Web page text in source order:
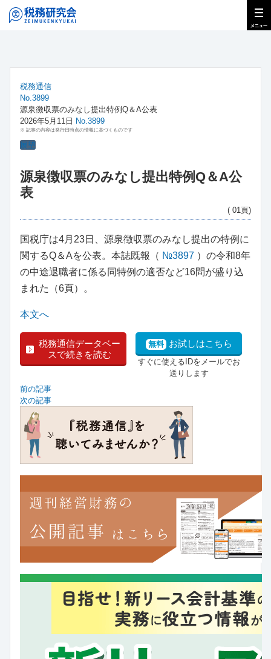
税務通信
No.3899
源泉徴収票のみなし提出特例Q＆A公表
2026年5月11日 No.3899
※ 記事の内容は発行日時点の情報に基づくものです
展望
源泉徴収票のみなし提出特例Q＆A公
表
( 01頁)
国税庁は4月23日、源泉徴収票のみなし提出の特例に
関するQ＆Aを公表。本誌既報（ №3897 ）の令和8年
の中途退職者に係る同特例の適否など16問が盛り込
まれた（6頁）。
本文へ
税務通信データベー
スで続きを読む
無料 お試しはこちら
すぐに使えるIDをメールでお
送りします
前の記事
次の記事